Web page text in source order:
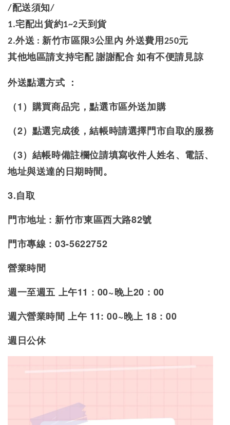
/配送須知/
1.宅配出貨約1~2天到貨
2.外送 : 新竹市區限3公里內 外送費用250元
其他地區請支持宅配 謝謝配合 如有不便請見諒
外送點選方式 ：
（1）購買商品完，點選市區外送加購
（2）點選完成後，結帳時請選擇門市自取的服務
（3）結帳時備註欄位請填寫收件人姓名、電話、
地址與送達的日期時間。
3.自取
門市地址 : 新竹市東區西大路82號
門市專線 : 03-5622752
營業時間
週一至週五 上午11 : 00~晚上20 : 00
週六營業時間 上午 11: 00~晚上 18 : 00
週日公休